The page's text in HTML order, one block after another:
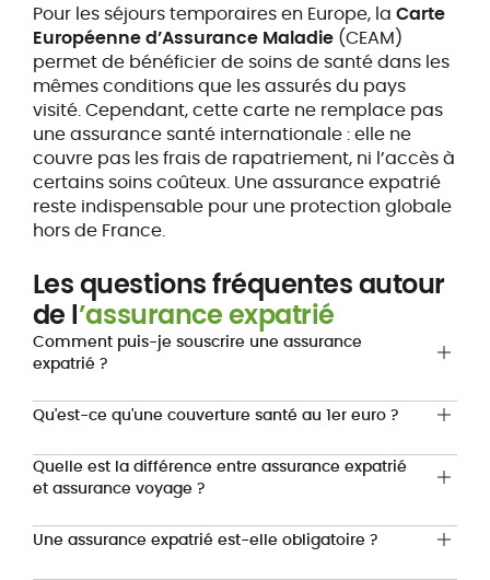
Pour les séjours temporaires en Europe, la Carte
Européenne d’Assurance Maladie(CEAM)
permet de bénéficier de soins de santé dans les
mêmes conditions que les assurés du pays
visité. Cependant, cette carte ne remplace pas
une assurance santé internationale : elle ne
couvre pas les frais de rapatriement, ni l’accès à
certains soins coûteux. Une assurance expatrié
reste indispensable pour une protection globale
hors de France.
Les questions fréquentes autour
de l’assurance expatrié
Comment puis-je souscrire une assurance
expatrié ?
Qu'est-ce qu'une couverture santé au 1er euro ?
Quelle est la différence entre assurance expatrié
et assurance voyage ?
Une assurance expatrié est-elle obligatoire ?